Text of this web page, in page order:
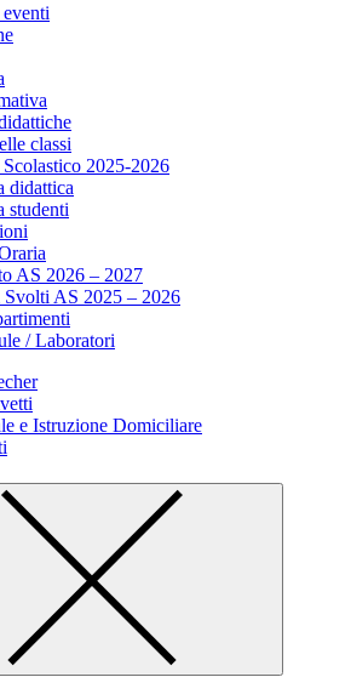
classi
2025-2026
didattica
studenti
AS 2026 – 2027
Svolti AS 2025 – 2026
/ Laboratori
e Istruzione Domiciliare